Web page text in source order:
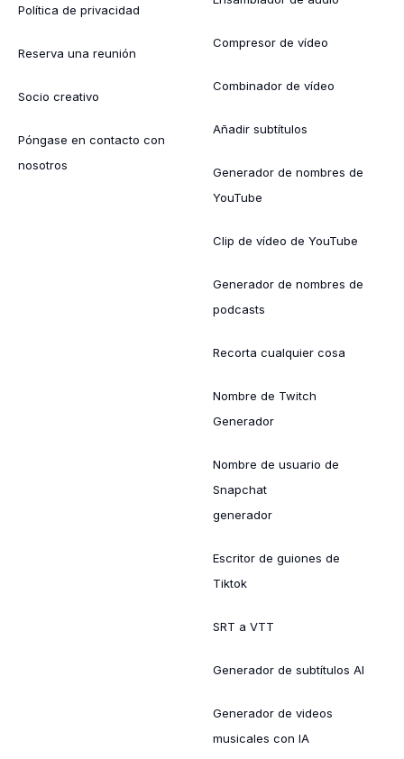
Política de privacidad
Reserva una reunión
Socio creativo
Póngase en contacto con
nosotros
Compresor de vídeo
Combinador de vídeo
Añadir subtítulos
Generador de nombres de
YouTube
Clip de vídeo de YouTube
Generador de nombres de
podcasts
Recorta cualquier cosa
Nombre de Twitch
Generador
Nombre de usuario de
Snapchat
generador
Escritor de guiones de
Tiktok
SRT a VTT
Generador de subtítulos AI
Generador de videos
musicales con IA